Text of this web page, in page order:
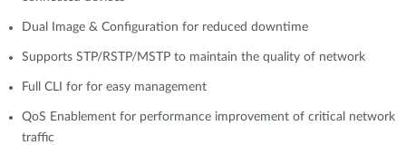
Dual Image & Configuration for reduced downtime
Supports STP/RSTP/MSTP to maintain the quality of network
Full CLI for for easy management
QoS Enablement for performance improvement of critical network
traffic